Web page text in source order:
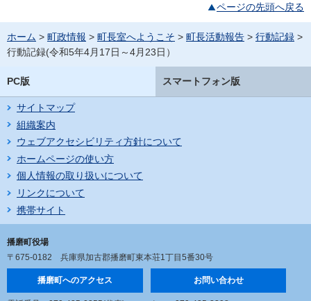
ページの先頭へ戻る
ホーム > 町政情報 > 町長室へようこそ > 町長活動報告 > 行動記録 >
行動記録(令和5年4月17日～4月23日）
PC版 スマートフォン版
サイトマップ
組織案内
ウェブアクセシビリティ方針について
ホームページの使い方
個人情報の取り扱いについて
リンクについて
携帯サイト
播磨町役場
〒675-0182 兵庫県加古郡播磨町東本荘1丁目5番30号
播磨町へのアクセス お問い合わせ